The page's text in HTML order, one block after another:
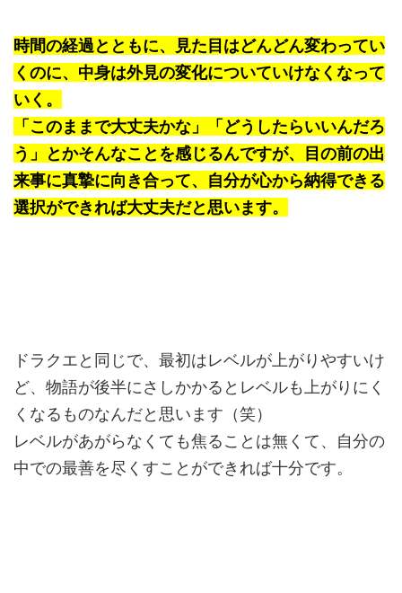
時間の経過とともに、見た目はどんどん変わってい
くのに、中身は外見の変化についていけなくなって
いく。
「このままで大丈夫かな」「どうしたらいいんだろ
う」とかそんなことを感じるんですが、目の前の出
来事に真摯に向き合って、自分が心から納得できる
選択ができれば大丈夫だと思います。
ドラクエと同じで、最初はレベルが上がりやすいけ
ど、物語が後半にさしかかるとレベルも上がりにく
くなるものなんだと思います（笑）
レベルがあがらなくても焦ることは無くて、自分の
中での最善を尽くすことができれば十分です。